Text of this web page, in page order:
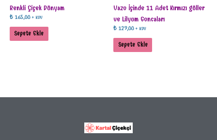
Renkli Çiçek Dünyam
₺165,00 + KDV
Sepete Ekle
Vazo İçinde 11 Adet Kırmızı güller
ve Lilyum Goncaları
₺ 129,00 + KDV
Sepete Ekle